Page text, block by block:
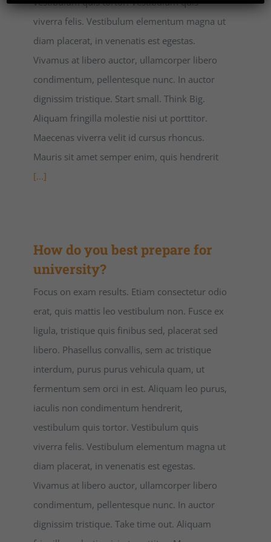
viverra felis. Vestibulum elementum magna ut
diam placerat, in venenatis est egestas.
Vivamus at libero auctor, ullamcorper libero
condimentum, pellentesque nunc. In auctor
dignissim tristique. Start small. Think Big.
Aliquam fringilla molestie nisi ut porttitor.
Maecenas viverra velit id cursus rhoncus.
Mauris sit amet semper enim, quis hendrerit
[...]
How do you best prepare for
university?
Focus on exam results. Etiam consectetur odio
erat, quis mattis leo vestibulum non. Fusce ex
ligula, tristique quis finibus sed, placerat sed
libero. Phasellus convallis, sem ac tristique
interdum, purus purus vehicula quam, ut
fermentum sem orci in est. Aliquam leo purus,
iaculis non condimentum hendrerit,
vestibulum quis tortor. Vestibulum quis
viverra felis. Vestibulum elementum magna ut
diam placerat, in venenatis est egestas.
Vivamus at libero auctor, ullamcorper libero
condimentum, pellentesque nunc. In auctor
dignissim tristique. Take time out. Aliquam